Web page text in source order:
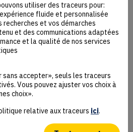
utiliser des traceurs pour:
fluide et personnalisée
recherches et vos démarches
et des communications adaptées
et la qualité de nos services
sans accepter», seuls les traceurs
Vous pouvez ajuster vos choix à
choix».
relative aux traceurs ici.